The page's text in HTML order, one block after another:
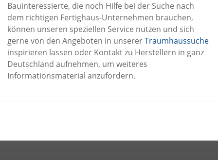
Bauinteressierte, die noch Hilfe bei der Suche nach
dem richtigen Fertighaus-Unternehmen brauchen,
können unseren speziellen Service nutzen und sich
gerne von den Angeboten in unsererTraumhaussuche
inspirieren lassen oder Kontakt zu Herstellern in ganz
Deutschland aufnehmen, um weiteres
Informationsmaterial anzufordern.